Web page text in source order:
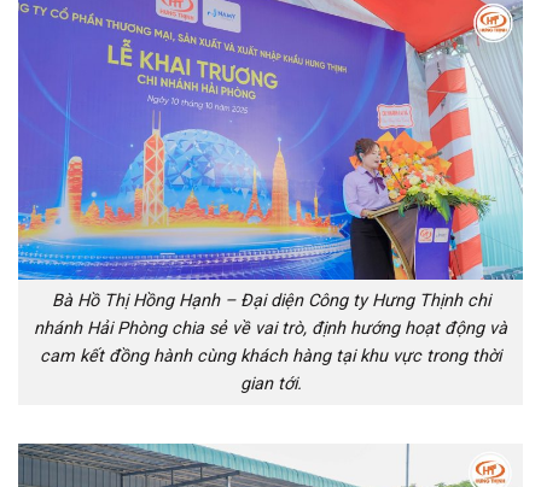
Bà Hồ Thị Hồng Hạnh – Đại diện Công ty Hưng Thịnh chi
nhánh Hải Phòng chia sẻ về vai trò, định hướng hoạt động và
cam kết đồng hành cùng khách hàng tại khu vực trong thời
gian tới.